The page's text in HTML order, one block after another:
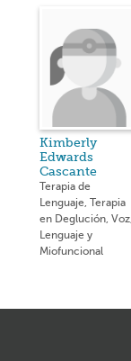
Kimberly
Edwards
Cascante
Terapia de
Lenguaje, Terapia
en Deglución, Voz,
Lenguaje y
Miofuncional